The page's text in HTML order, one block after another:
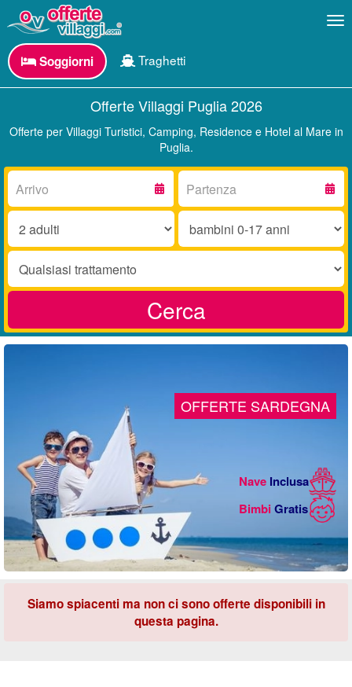
Soggiorni Traghetti
Offerte Villaggi Puglia 2026
Offerte per Villaggi Turistici, Camping, Residence e Hotel al Mare in
Puglia.
Arrivo:
Partenza:
Adulti:
Bambini
17
Trattamento:
Cerca
OFFERTE SARDEGNA
NaveInclusa
Bimbi Gratis
Siamo spiacenti ma non ci sono offerte disponibili in
questa pagina.